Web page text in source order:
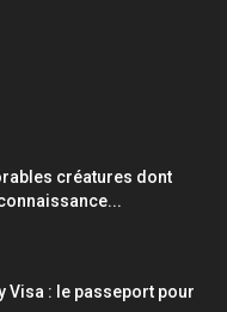
créatures dont
Visa : le passeport pour